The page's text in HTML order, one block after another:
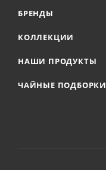
БРЕНДЫ
КОЛЛЕКЦИИ
НАШИ ПРОДУКТЫ
ЧАЙНЫЕ ПОДБОРКИ